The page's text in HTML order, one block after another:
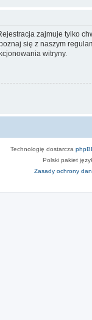
zajmuje tylko
się z naszym
witryny.
Technologię dostarcza
Polski pakiet
Zasady ochrony